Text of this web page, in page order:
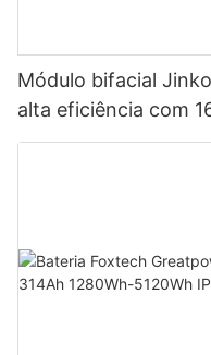
Módulo bifacial
alta eficiência com
potências de 590 W,